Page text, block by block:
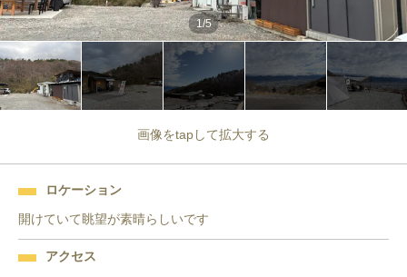
1/5
画像をtapして拡大する
ロケーション
開けていて眺望が素晴らしいです
アクセス